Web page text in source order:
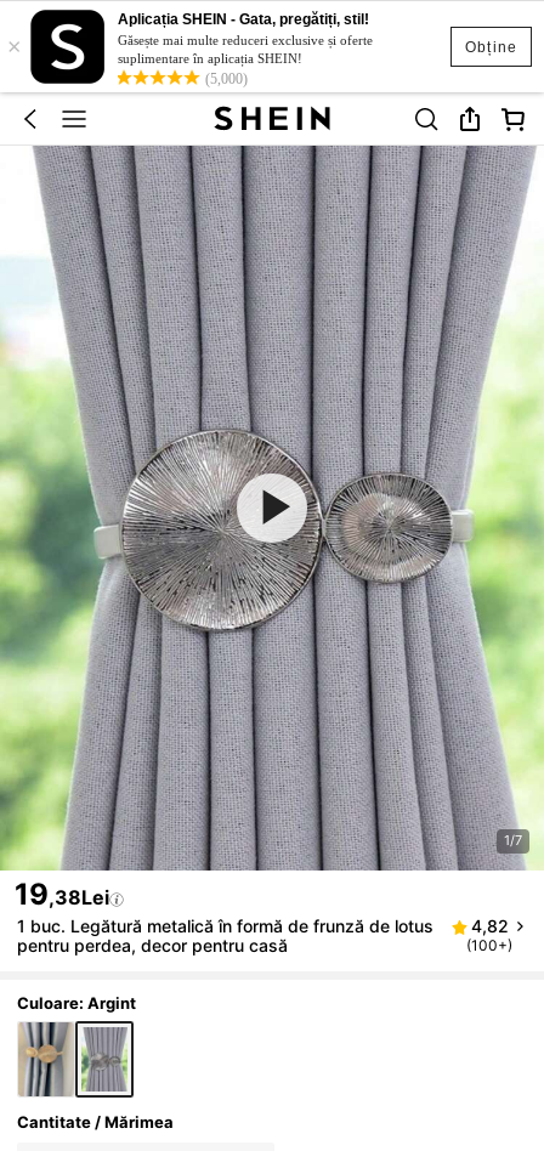
Obține
×
Aplicația SHEIN - Gata, pregătiți, stil!
Găsește mai multe reduceri exclusive și oferte
suplimentare în aplicația SHEIN!
(5,000)
1/7
19,38Lei
1 buc. Legătură metalică în formă de frunză de lotus
pentru perdea, decor pentru casă
4,82
(100+)
Culoare: Argint
Cantitate / Mărimea